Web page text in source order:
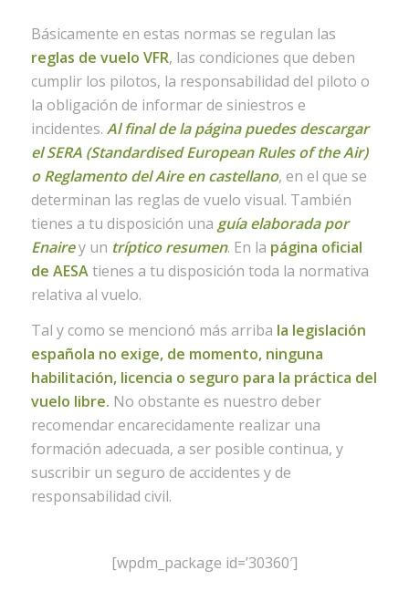
Básicamente en estas normas se regulan las
reglas de vuelo VFR, las condiciones que deben
cumplir los pilotos, la responsabilidad del piloto o
la obligación de informar de siniestros e
incidentes. Al final de la página puedes descargar
el SERA (Standardised European Rules of the Air)
o Reglamento del Aire en castellano, en el que se
determinan las reglas de vuelo visual. También
tienes a tu disposición una guía elaborada por
Enairey un tríptico resumen. En la página oficial
de AESAtienes a tu disposición toda la normativa
relativa al vuelo.
Tal y como se mencionó más arriba la legislación
española no exige, de momento, ninguna
habilitación, licencia o seguro para la práctica del
vuelo libre. No obstante es nuestro deber
recomendar encarecidamente realizar una
formación adecuada, a ser posible continua, y
suscribir un seguro de accidentes y de
responsabilidad civil.
[wpdm_package id=’30360′]